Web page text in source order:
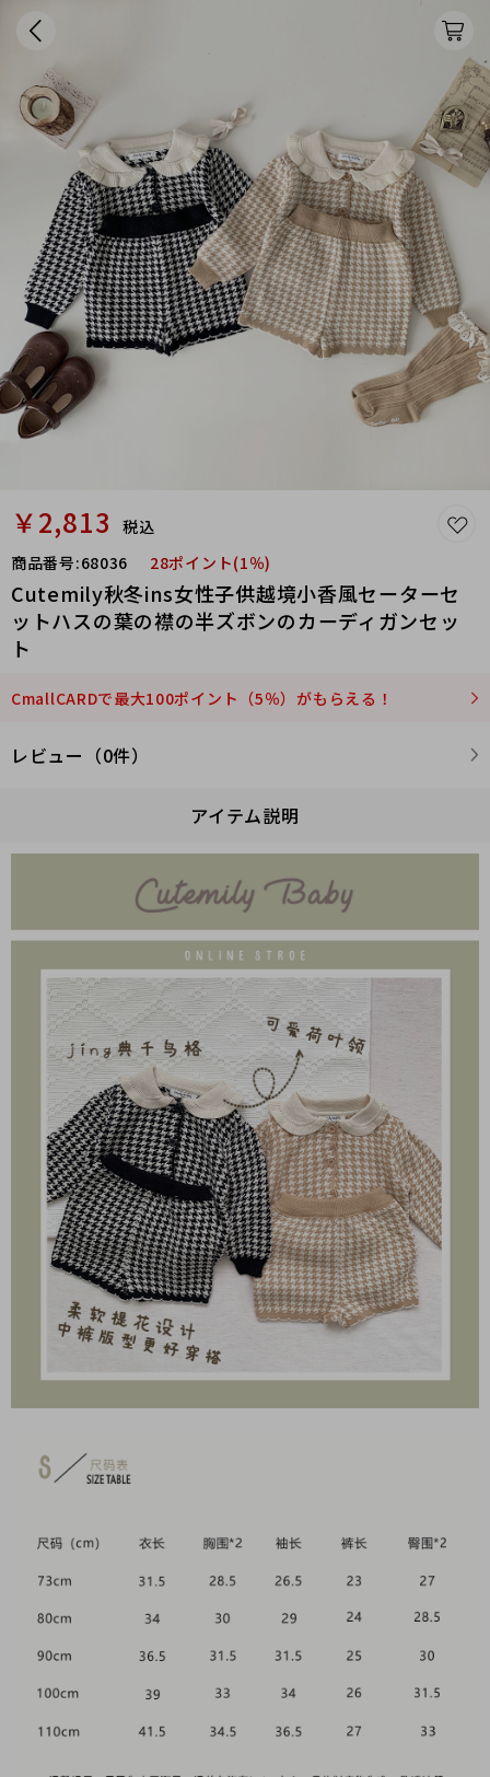
￥2,813
税込
商品番号:68036 28ポイント(1％)
Cutemily秋冬ins女性子供越境小香風セーターセ
ットハスの葉の襟の半ズボンのカーディガンセッ
ト
CmallCARDで最大100ポイント（5％）がもらえる！
レビュー（0件）
アイテム説明